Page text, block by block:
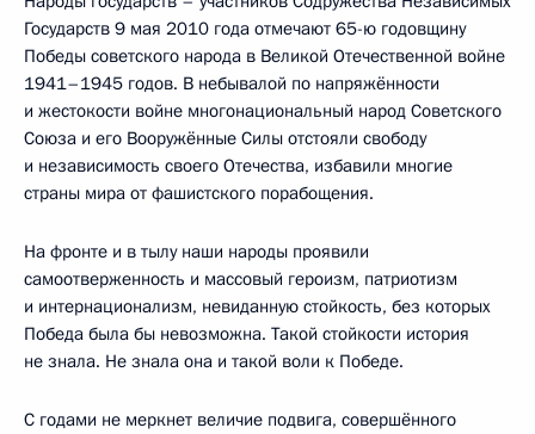
Государств 9 мая 2010 года отмечают 65-ю годовщину
Победы советского народа в Великой Отечественной войне
1941–1945 годов. В небывалой по напряжённости
и жестокости войне многонациональный народ Советского
Союза и его Вооружённые Силы отстояли свободу
и независимость своего Отечества, избавили многие
страны мира от фашистского порабощения.
На фронте и в тылу наши народы проявили
самоотверженность и массовый героизм, патриотизм
и интернационализм, невиданную стойкость, без которых
Победа была бы невозможна. Такой стойкости история
не знала. Не знала она и такой воли к Победе.
С годами не меркнет величие подвига, совершённого